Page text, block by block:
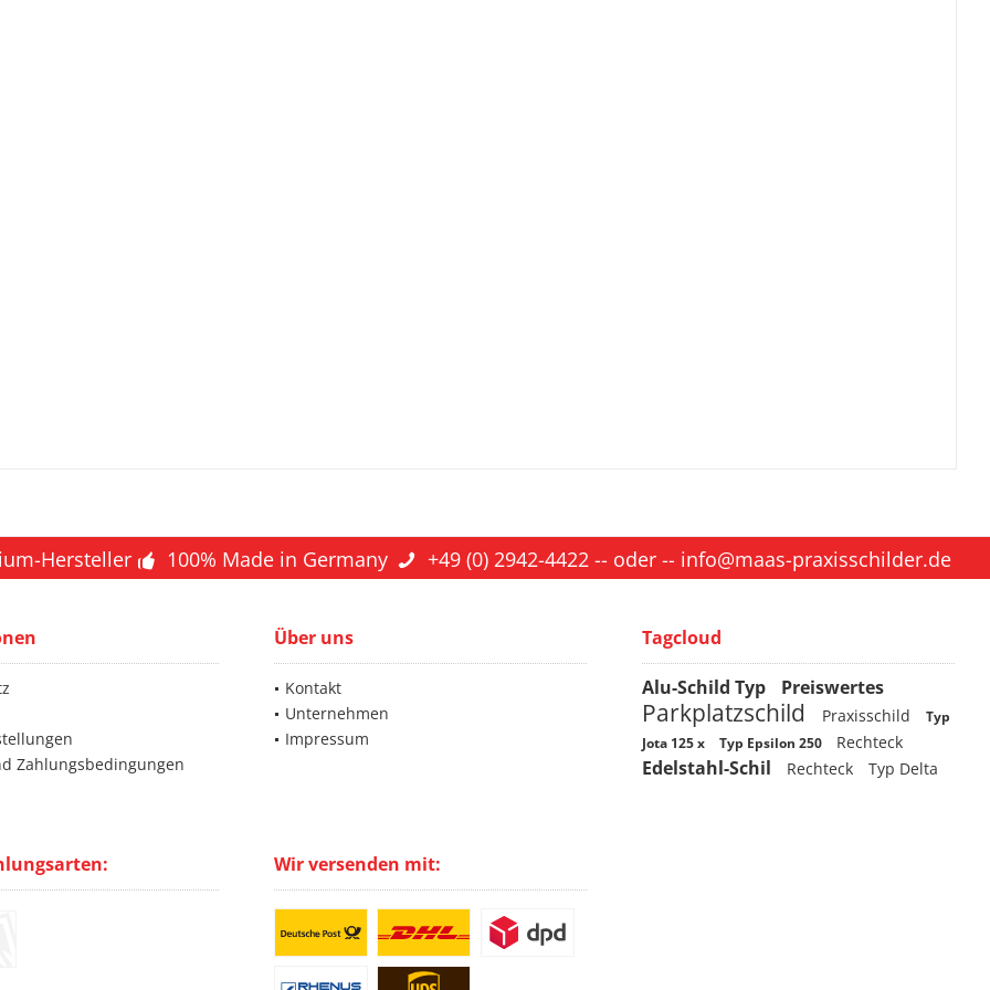
Hersteller 100% Made in Germany +49 (0) 2942-4422 -- oder -- info@maas-praxisschilder.de
Zahlungsbedingungen
Über uns
Kontakt
Unternehmen
Impressum
Tagcloud
Alu-Schild Typ Preiswertes
Parkplatzschild Praxisschild
Typ
Jota 125 x
Typ Epsilon 250 Rechteck
Edelstahl-Schil Rechteck Typ Delta
Wir versenden mit: